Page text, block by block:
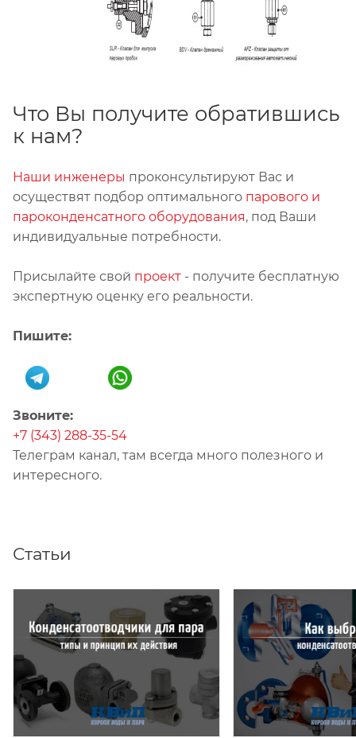
Что Вы получите обратившись
к нам?
Наши инженеры проконсультируют Вас и
осуществят подбор оптимального парового и
пароконденсатного оборудования, под Ваши
индивидуальные потребности.
Присылайте свой проект - получите бесплатную
экспертную оценку его реальности.
Пишите:
Звоните:
+7 (343) 288-35-54
Телеграм канал, там всегда много полезного и
интересного.
Статьи